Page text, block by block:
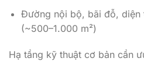
Đường nội bộ, bãi đỗ, diện
(~500–1.000 m²)
Hạ tầng kỹ thuật cơ bản cần